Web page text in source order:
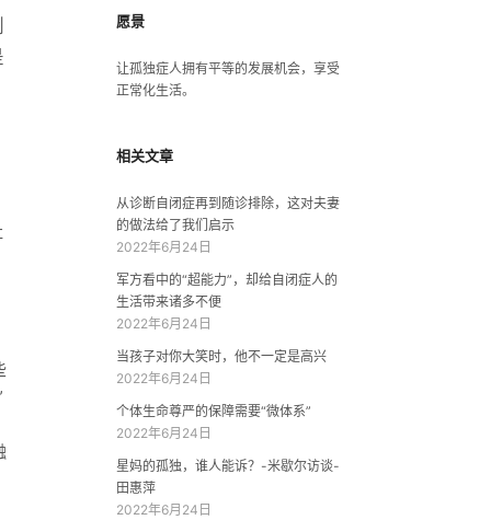
愿景
让孤独症人拥有平等的发展机会，享受
正常化生活。
相关文章
从诊断自闭症再到随诊排除，这对夫妻
的做法给了我们启示
2022年6月24日
军方看中的“超能力”，却给自闭症人的
生活带来诸多不便
2022年6月24日
当孩子对你大笑时，他不一定是高兴
2022年6月24日
个体生命尊严的保障需要“微体系”
2022年6月24日
星妈的孤独，谁人能诉？-米歇尔访谈-
田惠萍
2022年6月24日